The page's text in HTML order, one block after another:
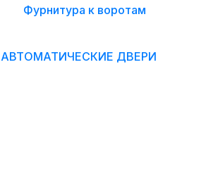
Фурнитура к воротам
АВТОМАТИЧЕСКИЕ ДВЕРИ